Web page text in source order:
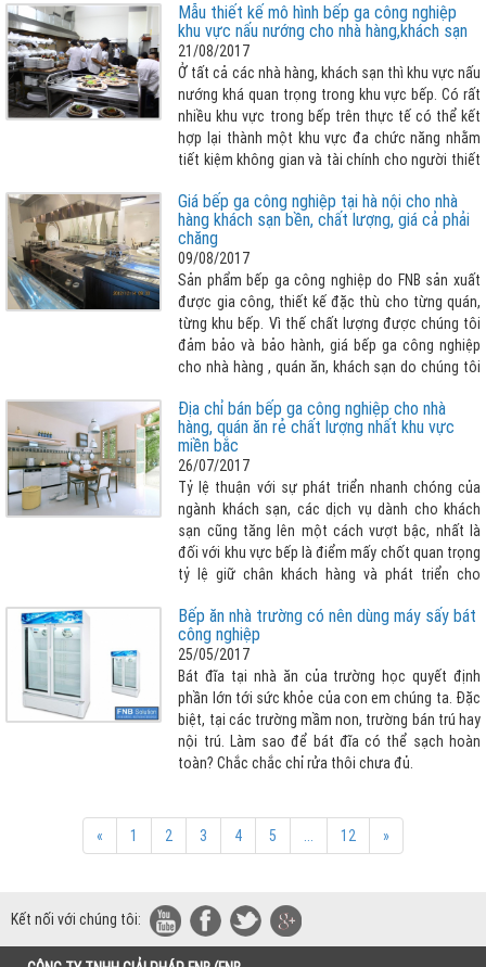
nhiều tâm sức. Ngày hôm nay, hãy cùng FNB
Solutions tìm hiểu xem trong phòng bếp nhà
hàng khách sạn thì cần có những đồ dùng thiết
bị bếp nào nhé!
Mẫu thiết kế mô hình bếp ga công nghiệp
khu vực nấu nướng cho nhà hàng,khách sạn
21/08/2017
Ở tất cả các nhà hàng, khách sạn thì khu vực nấu
nướng khá quan trọng trong khu vực bếp. Có rất
nhiều khu vực trong bếp trên thực tế có thể kết
hợp lại thành một khu vực đa chức năng nhằm
tiết kiệm không gian và tài chính cho người thiết
Giá bếp ga công nghiệp tại hà nội cho nhà
hàng khách sạn bền, chất lượng, giá cả phải
chăng
09/08/2017
Sản phẩm bếp ga công nghiệp do FNB sản xuất
được gia công, thiết kế đặc thù cho từng quán,
từng khu bếp. Vì thế chất lượng được chúng tôi
đảm bảo và bảo hành, giá bếp ga công nghiệp
cho nhà hàng , quán ăn, khách sạn do chúng tôi
tư thiết kế khu bếp của mình.
Địa chỉ bán bếp ga công nghiệp cho nhà
hàng, quán ăn rẻ chất lượng nhất khu vực
miền bắc
26/07/2017
Tỷ lệ thuận với sự phát triển nhanh chóng của
ngành khách sạn, các dịch vụ dành cho khách
sạn cũng tăng lên một cách vượt bậc, nhất là
đối với khu vực bếp là điểm mấy chốt quan trọng
tỷ lệ giữ chân khách hàng và phát triển cho
nhà cung cấp, việc tìm kiếm và lựa chọn nhà
cung cấp các thiết bị bếp cho nhà hàng khách
sạn, đặc biệt là sản phẩm bếp ga công nghiệp
khách sạn khiến nhiều chủ đầu tư phải đau đầu
suy nghĩ. Hãy đến với Fnb Solution – công ty giải
pháp thiết bị khách sạn hàng đầu Việt Nam, với
nhiều mẫu bếp công nghiệp dùng ga, dùng điện
cho khách sạn đẳng cấp và chất lượng cao cả
của FNB Solution là những sản phẩm nổi trội đã
được nhiều khách sạn, nhà hàng trên toàn quốc
ưu ái lựa chọn như bếp lẩu nướng không khói, hệ
Bếp ăn nhà trường có nên dùng máy sấy bát
công nghiệp
25/05/2017
Bát đĩa tại nhà ăn của trường học quyết định
phần lớn tới sức khỏe của con em chúng ta. Đặc
biệt, tại các trường mầm non, trường bán trú hay
nội trú. Làm sao để bát đĩa có thể sạch hoàn
toàn? Chắc chắc chỉ rửa thôi chưa đủ.
« 1 2 3 4 5 ... 12 »
Kết nối với chúng tôi: